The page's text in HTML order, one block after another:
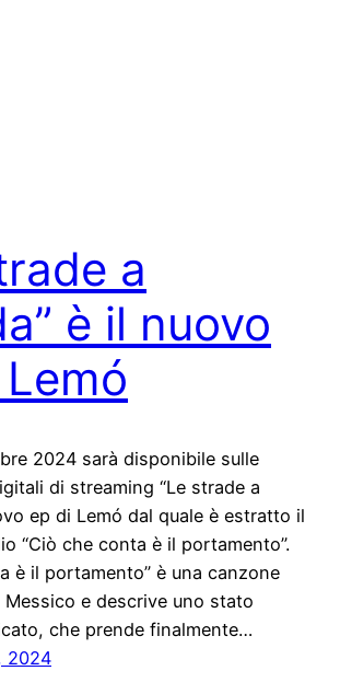
a
è il nuovo
2024 sarà disponibile sulle
di streaming “Le strade a
ep di Lemó dal quale è estratto il
“Ciò che conta è il portamento”.
è il portamento” è una canzone
e descrive uno stato
che prende finalmente…
2024